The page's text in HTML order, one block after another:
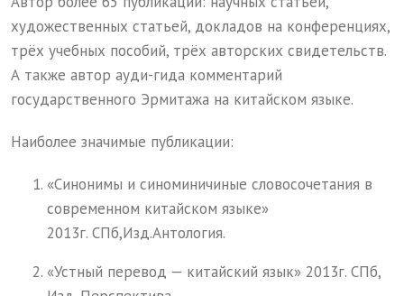
художественных статьей, докладов на конференциях,
трёх учебных пособий, трёх авторских свидетельств.
А также автор ауди-гида комментарий
государственного Эрмитажа на китайском языке.
Наиболее значимые публикации:
«Синонимы и синоминичиные словосочетания в
современном китайском языке»
2013г. СПб,Изд.Антология.
«Устный перевод — китайский язык» 2013г. СПб,